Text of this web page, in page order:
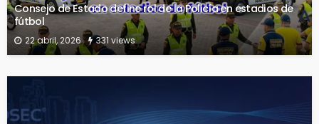
Consejo de Estado define rol de la Policía en estadios de
fútbol
22 abril, 2026 331 views